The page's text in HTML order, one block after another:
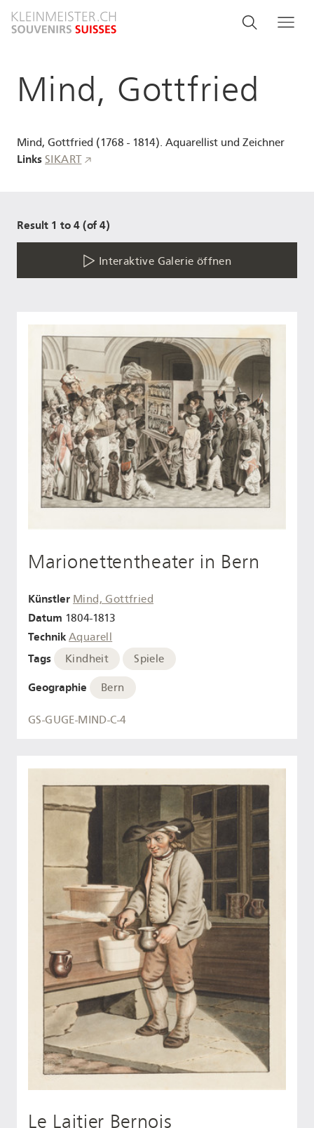
zum
Search
menu
Suche
Mind, Gottfried
Mind, Gottfried (1768 - 1814). Aquarellist und Zeichner
Links SIKART
Result 1 to 4 (of 4)
Interaktive Galerie öffnen
Marionettentheater in Bern
Künstler Mind, Gottfried
Datum 1804-1813
Technik Aquarell
Tags Kindheit Spiele
Geographie Bern
GS-GUGE-MIND-C-4
Le Laitier Bernois